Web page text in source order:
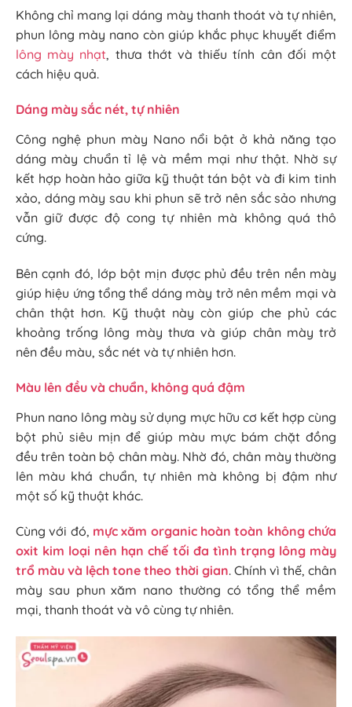
Không chỉ mang lại dáng mày thanh thoát và tự nhiên,
phun lông mày nano còn giúp khắc phục khuyết điểm
lông mày nhạt, thưa thớt và thiếu tính cân đối một
cách hiệu quả.
Dáng mày sắc nét, tự nhiên
Công nghệ phun mày Nano nổi bật ở khả năng tạo
dáng mày chuẩn tỉ lệ và mềm mại như thật. Nhờ sự
kết hợp hoàn hảo giữa kỹ thuật tán bột và đi kim tinh
xảo, dáng mày sau khi phun sẽ trở nên sắc sảo nhưng
vẫn giữ được độ cong tự nhiên mà không quá thô
cứng.
Bên cạnh đó, lớp bột mịn được phủ đều trên nền mày
giúp hiệu ứng tổng thể dáng mày trở nên mềm mại và
chân thật hơn. Kỹ thuật này còn giúp che phủ các
khoảng trống lông mày thưa và giúp chân mày trở
nên đều màu, sắc nét và tự nhiên hơn.
Màu lên đều và chuẩn, không quá đậm
Phun nano lông mày sử dụng mực hữu cơ kết hợp cùng
bột phủ siêu mịn để giúp màu mực bám chặt đồng
đều trên toàn bộ chân mày. Nhờ đó, chân mày thường
lên màu khá chuẩn, tự nhiên mà không bị đậm như
một số kỹ thuật khác.
Cùng với đó, mực xăm organic hoàn toàn không chứa
oxit kim loại nên hạn chế tối đa tình trạng lông mày
trổ màu và lệch tone theo thời gian. Chính vì thế, chân
mày sau phun xăm nano thường có tổng thể mềm
mại, thanh thoát và vô cùng tự nhiên.